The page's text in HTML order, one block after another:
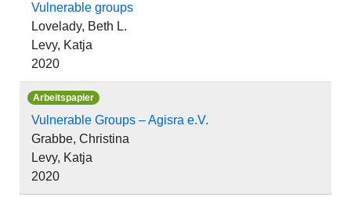
Vulnerable groups
Lovelady, Beth L.
Levy, Katja
2020
Arbeitspapier
Vulnerable Groups – Agisra e.V.
Grabbe, Christina
Levy, Katja
2020